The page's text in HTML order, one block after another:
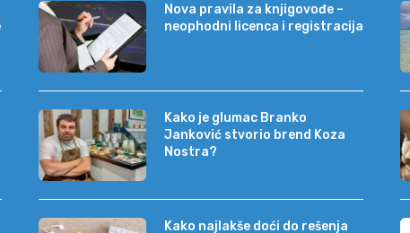
Nova pravila za knjigovođe –
neophodni licenca i registracija
Kako je glumac Branko
Janković stvorio brend Koza
Nostra?
Kako najlakše doći do rešenja